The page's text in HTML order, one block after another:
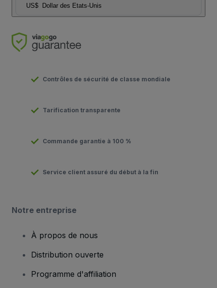
US$ Dollar des Etats-Unis
Contrôles de sécurité de classe mondiale
Tarification transparente
Commande garantie à 100 %
Service client assuré du début à la fin
Notre entreprise
À propos de nous
Distribution ouverte
Programme d'affiliation